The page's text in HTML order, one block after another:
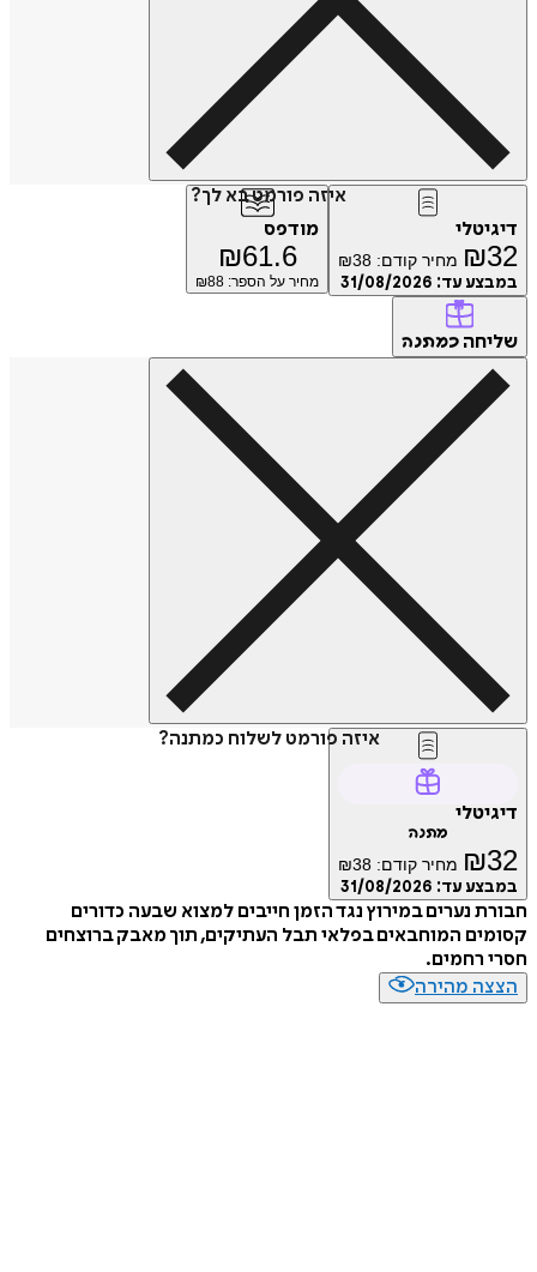
איזה פורמט בא לך?
דיגיטלי
₪32 מחיר קודם: ₪38
במבצע עד: 31/08/2026
מודפס
₪61.6
מחיר על הספר: ₪ 88
שליחה כמתנה
איזה פורמט לשלוח כמתנה?
דיגיטלי
מתנה
₪32 מחיר קודם: ₪38
במבצע עד: 31/08/2026
חבורת נערים במירוץ נגד הזמן חייבים למצוא שבעה כדורים
קסומים המוחבאים בפלאי תבל העתיקים, תוך מאבק ברוצחים
חסרי רחמים.
הצצה מהירה